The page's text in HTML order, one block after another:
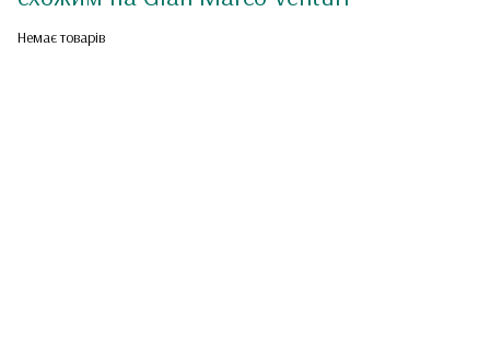
Немає товарів